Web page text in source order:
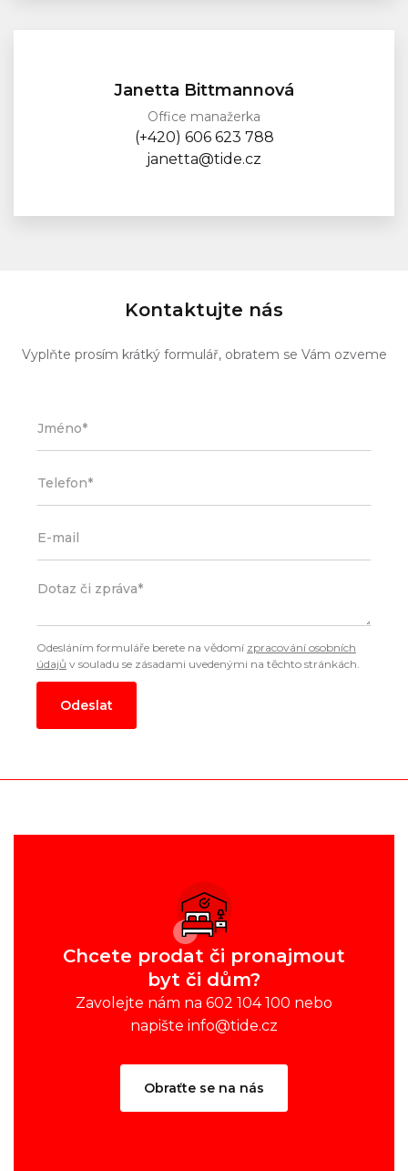
Janetta Bittmannová
Office manažerka
(+420) 606 623 788
janetta@tide.cz
Kontaktujte nás
Vyplňte prosím krátký formulář, obratem se Vám ozveme
Odesláním formuláře berete na vědomí zpracování osobních
údajů v souladu se zásadami uvedenými na těchto stránkách.
Odeslat
Chcete prodat či pronajmout
byt či dům?
Zavolejte nám na 602 104 100 nebo
napište info@tide.cz
Obraťte se na nás